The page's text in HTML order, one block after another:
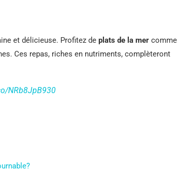
et délicieuse. Profitez de plats de la mer comme
Ces repas, riches en nutriments, complèteront
NRb8JpB930